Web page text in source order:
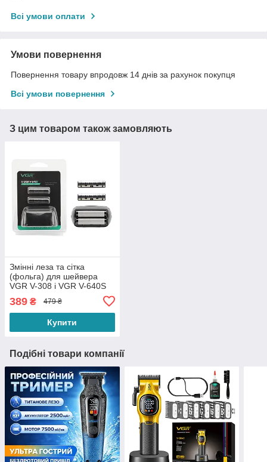
Всі умови оплати
Умови повернення
Повернення товару впродовж 14 днів за рахунок покупця
Всі умови повернення
З цим товаром також замовляють
Змінні леза та сітка
(фольга) для шейвера
VGR V-308 і VGR V-640S
захисна сіточка Foil
Shaver Parts
389 ₴ 479 ₴
Купити
Подібні товари компанії